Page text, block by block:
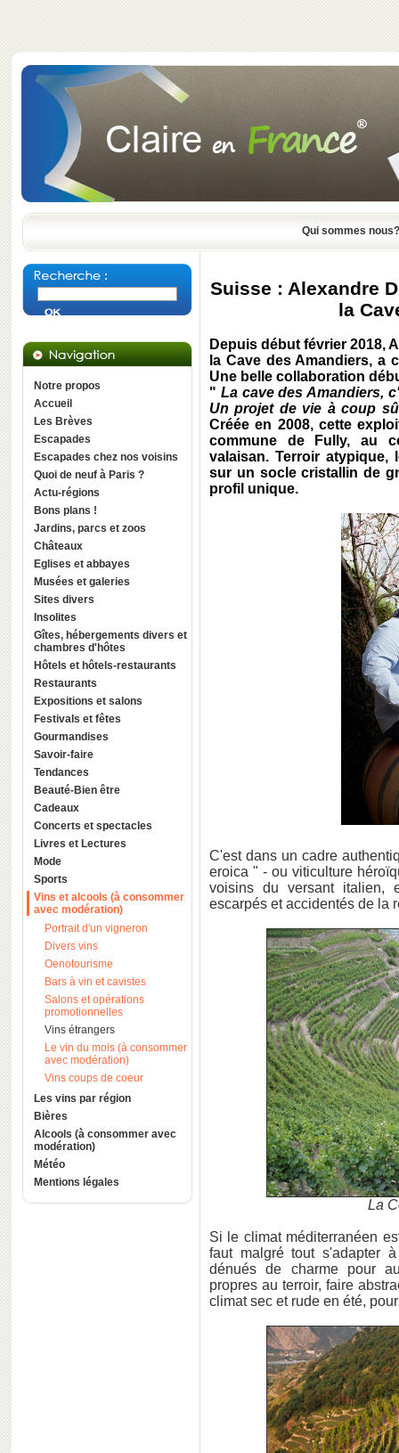
Qui sommes nous?
Notre propos
Accueil
Les Brèves
Escapades
Escapades chez nos voisins
Quoi de neuf à Paris ?
Actu-régions
Bons plans !
Jardins, parcs et zoos
Châteaux
Eglises et abbayes
Musées et galeries
Sites divers
Insolites
Gîtes, hébergements divers et
chambres d'hôtes
Hôtels et hôtels-restaurants
Restaurants
Expositions et salons
Festivals et fêtes
Gourmandises
Savoir-faire
Tendances
Beauté-Bien être
Cadeaux
Concerts et spectacles
Livres et Lectures
Mode
Sports
Vins et alcools (à consommer
avec modération)
Portrait d'un vigneron
Divers vins
Oenotourisme
Bars à vin et cavistes
Salons et opérations
promotionnelles
Vins étrangers
Le vin du mois (à consommer
avec modération)
Vins coups de coeur
Les vins par région
Bières
Alcools (à consommer avec
modération)
Météo
Mentions légales
Suisse : Alexandre
la
Depuis début février 2018,
la Cave des Amandiers, a
Une belle collaboration
" La cave des Amandiers,
Un projet de vie à coup
Créée en 2008, cette
commune de Fully, au
valaisan. Terroir atypique,
sur un socle cristallin de
profil unique.
C'est dans un cadre
eroica " - ou viticulture
voisins du versant italien,
escarpés et accidentés de la
La
Si le climat méditerranéen
faut malgré tout s'adapter
dénués de charme pour
propres au terroir, faire
climat sec et rude en été,